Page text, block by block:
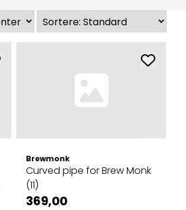
Brewmonk
Curved pipe for Brew Monk
(11)
369,00